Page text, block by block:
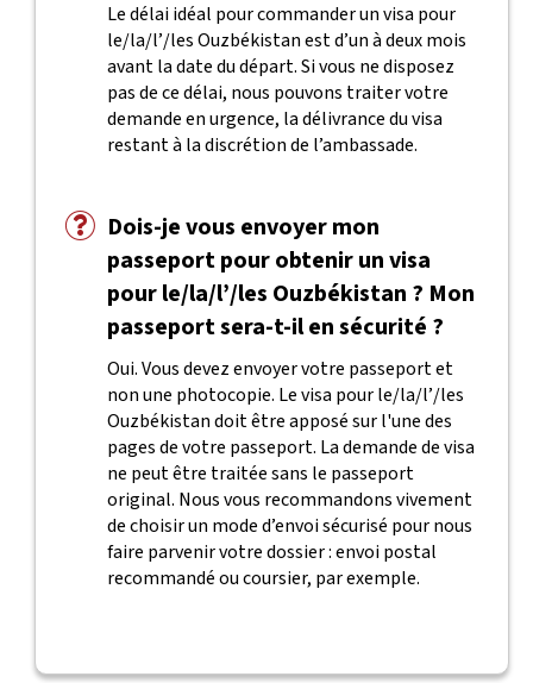
Le délai idéal pour commander un visa pour
le/la/l’/les Ouzbékistan est d’un à deux mois
avant la date du départ. Si vous ne disposez
pas de ce délai, nous pouvons traiter votre
demande en urgence, la délivrance du visa
restant à la discrétion de l’ambassade.
Dois-je vous envoyer mon
passeport pour obtenir un visa
pour le/la/l’/les Ouzbékistan ? Mon
passeport sera-t-il en sécurité ?
Oui. Vous devez envoyer votre passeport et
non une photocopie. Le visa pour le/la/l’/les
Ouzbékistan doit être apposé sur l'une des
pages de votre passeport. La demande de visa
ne peut être traitée sans le passeport
original. Nous vous recommandons vivement
de choisir un mode d’envoi sécurisé pour nous
faire parvenir votre dossier : envoi postal
recommandé ou coursier, par exemple.